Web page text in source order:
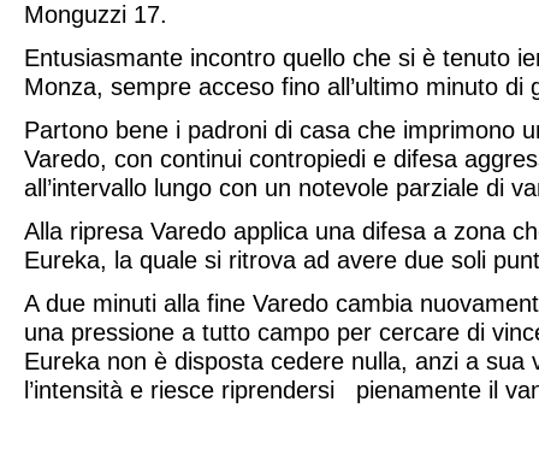
Monguzzi 17.
Entusiasmante incontro quello che si è tenuto
Monza, sempre acceso fino all’ultimo minuto di
Partono bene i padroni di casa che imprimono
Varedo, con continui contropiedi e difesa
all’intervallo lungo con un notevole parziale di
Alla ripresa Varedo applica una difesa a zona
Eureka, la quale si ritrova ad avere due soli
A due minuti alla fine Varedo cambia
una pressione a tutto campo per cercare di
Eureka non è disposta cedere nulla, anzi a sua
l’intensità e riesce riprendersi pienamente il